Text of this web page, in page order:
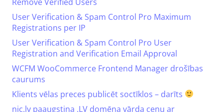
User Verification & Spam Control Pro Maximum
Registrations per IP
User Verification & Spam Control Pro User
Registration and Verification Email Approval
WCFM WooCommerce Frontend Manager drošības
caurums
Klients vēlas preces publicēt soctīklos – darīts
nic.lv paaugstina .LV domēna vārda cenu ar